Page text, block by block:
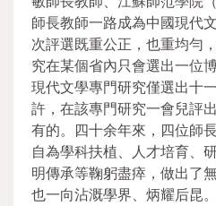
師長教師一路成為中國現代
次評選既重公正，也重均勻
究在某個省內只會選出一位
現代文學專門研究僅選出十
許，在該專門研究一會兒評
有的。四十余年來，四位師
自為學科扶植、人才培育、
明傳承等鞠躬盡瘁，做出了
也一向沾溉學界、炳耀后昆。